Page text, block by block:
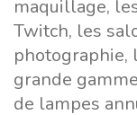
maquillage,
Twitch, les
photographie,
grande
de lampes